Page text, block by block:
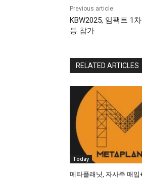
Previous article
KBW2025, 임팩트 1
등 참가
RELATED ARTICLES
Today
메타플래닛, 자사주 매입